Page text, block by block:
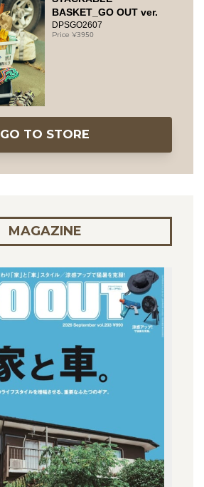
BASKET_GO OUT ver.
DPSGO2607
3950
GO TO STORE
MAGAZINE